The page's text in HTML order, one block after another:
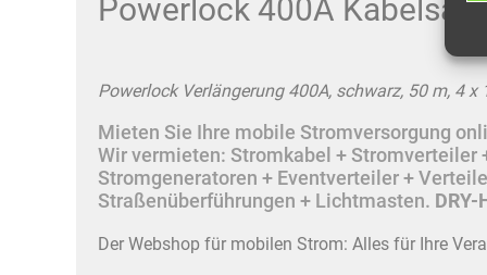
Powerlock 400A
Powerlock Verlängerung 400A, schwarz, 50 m, 4 x
Mieten Sie Ihre mobile Stromversorgung
Wir vermieten: Stromkabel + Stromverteiler
Stromgeneratoren + Eventverteiler +
Straßenüberführungen + Lichtmasten. DRY-
Der Webshop für mobilen Strom: Alles für Ihre